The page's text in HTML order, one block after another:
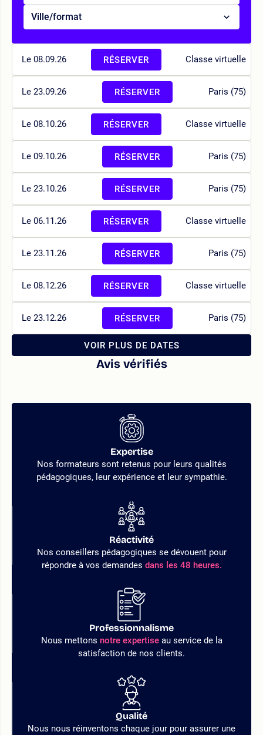
Ville/format
Le 08.09.26 Classe virtuelle
RÉSERVER
Le 23.09.26 Paris (75)
RÉSERVER
Le 08.10.26 Classe virtuelle
RÉSERVER
Le 09.10.26 Paris (75)
RÉSERVER
Le 23.10.26 Paris (75)
RÉSERVER
Le 06.11.26 Classe virtuelle
RÉSERVER
Le 23.11.26 Paris (75)
RÉSERVER
Le 08.12.26 Classe virtuelle
RÉSERVER
Le 23.12.26 Paris (75)
RÉSERVER
VOIR PLUS DE DATES
Avis vérifiés
Expertise
Nos formateurs sont retenus pour leurs qualités
pédagogiques, leur expérience et leur sympathie.
Réactivité
Nos conseillers pédagogiques se dévouent pour
répondre à vos demandes dans les 48 heures.
Professionnalisme
Nous mettons notre expertiseau service de la
satisfaction de nos clients.
Qualité
Nous nous réinventons chaque jour pour assurer une